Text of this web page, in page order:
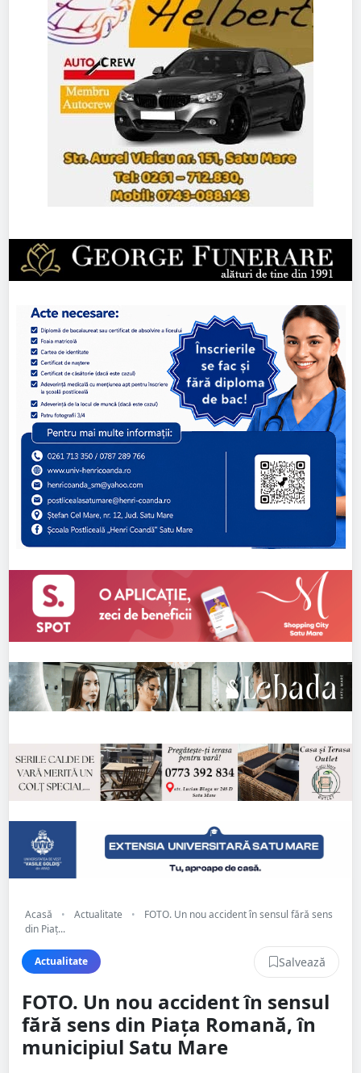
Acasă • Actualitate •
FOTO. Un nou accident în sensul fără sens
din Piaț...
Actualitate Salvează
FOTO. Un nou accident în sensul
fără sens din Piața Romană, în
municipiul Satu Mare